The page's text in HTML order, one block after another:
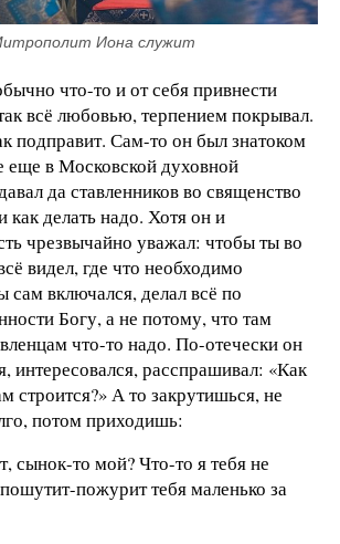
Иона служит
что-то и от себя привнести
всё любовью, терпением покрывал.
подправит. Сам-то он был знатоком
еще в Московской духовной
да ставленников во священство
как делать надо. Хотя он и
чрезвычайно уважал: чтобы ты во
видел, где что необходимо
сам включался, делал всё по
Богу, а не потому, что там
что-то надо. По-отечески он
интересовался, расспрашивал: «Как
строится?» А то закрутишься, не
потом приходишь:
сынок-то мой? Что-то я тебя не
пожурит тебя маленько за